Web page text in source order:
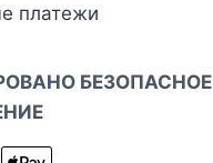
платежи
БЕЗОПАСНОЕ